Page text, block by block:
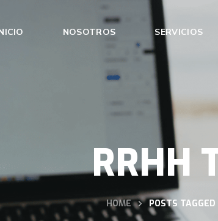
NOSOTROS SERVICIOS
RRHH
HOME POSTS